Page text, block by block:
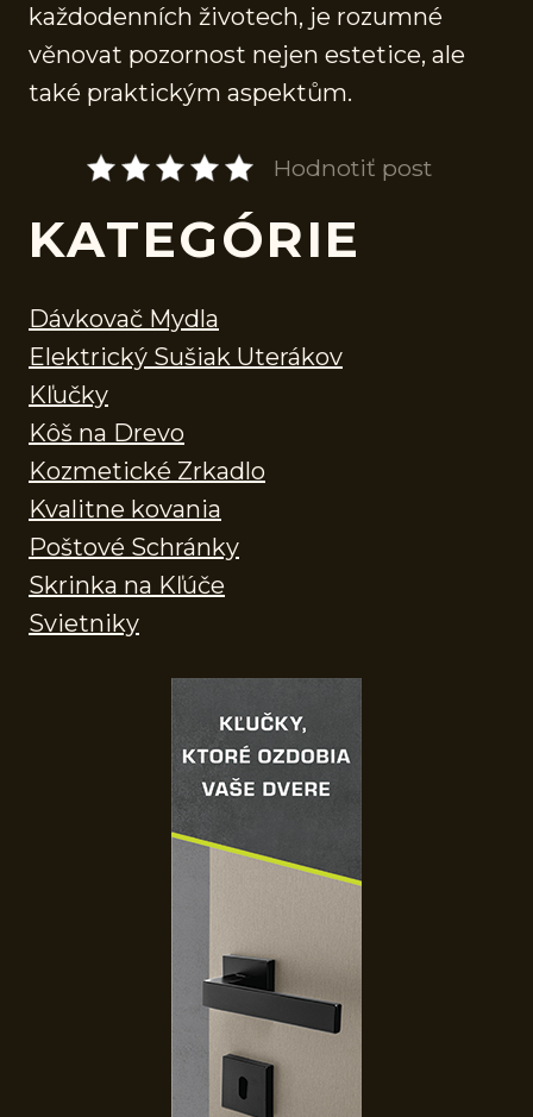
každodenních životech, je rozumné
věnovat pozornost nejen estetice, ale
také praktickým aspektům.
Hodnotiť post
KATEGÓRIE
Dávkovač Mydla
Elektrický Sušiak Uterákov
Kľučky
Kôš na Drevo
Kozmetické Zrkadlo
Kvalitne kovania
Poštové Schránky
Skrinka na Kľúče
Svietniky